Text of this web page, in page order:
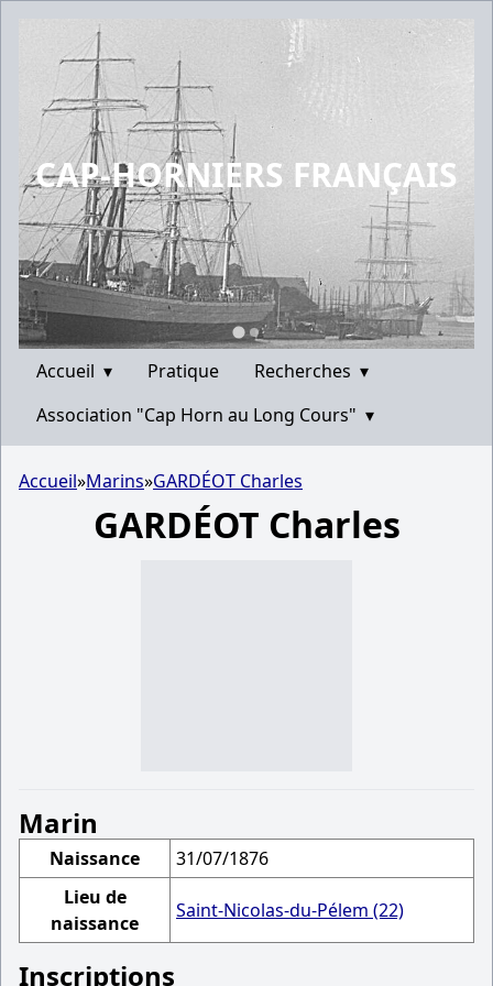
CAP-HORNIERS FRANÇAIS
Accueil ▾ Pratique Recherches ▾
Association "Cap Horn au Long Cours" ▾
Accueil»Marins»GARDÉOT Charles
GARDÉOT Charles
Marin
Naissance
31/07/1876
Lieu de
naissance
Saint-Nicolas-du-Pélem (22)
Inscriptions